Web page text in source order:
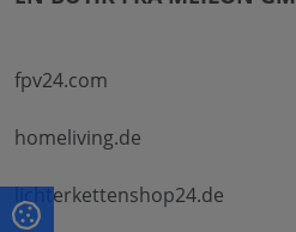
fpv24.com
homeliving.de
lichterkettenshop24.de